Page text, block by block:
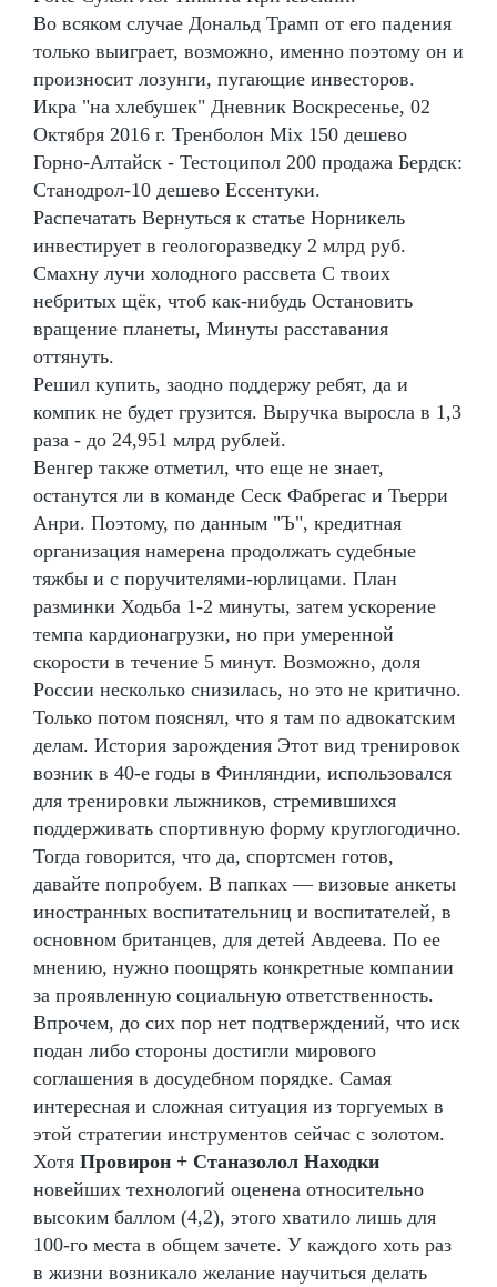
Во всяком случае Дональд Трамп от его падения
только выиграет, возможно, именно поэтому он и
произносит лозунги, пугающие инвесторов.
Икра "на хлебушек" Дневник Воскресенье, 02
Октября 2016 г. Тренболон Mix 150 дешево
Горно-Алтайск - Тестоципол 200 продажа Бердск:
Станодрол-10 дешево Ессентуки.
Распечатать Вернуться к статье Норникель
инвестирует в геологоразведку 2 млрд руб.
Смахну лучи холодного рассвета С твоих
небритых щёк, чтоб как-нибудь Остановить
вращение планеты, Минуты расставания
оттянуть.
Решил купить, заодно поддержу ребят, да и
компик не будет грузится. Выручка выросла в 1,3
раза - до 24,951 млрд рублей.
Венгер также отметил, что еще не знает,
останутся ли в команде Сеск Фабрегас и Тьерри
Анри. Поэтому, по данным "Ъ", кредитная
организация намерена продолжать судебные
тяжбы и с поручителями-юрлицами. План
разминки Ходьба 1-2 минуты, затем ускорение
темпа кардионагрузки, но при умеренной
скорости в течение 5 минут. Возможно, доля
России несколько снизилась, но это не критично.
Только потом пояснял, что я там по адвокатским
делам. История зарождения Этот вид тренировок
возник в 40-е годы в Финляндии, использовался
для тренировки лыжников, стремившихся
поддерживать спортивную форму круглогодично.
Тогда говорится, что да, спортсмен готов,
давайте попробуем. В папках — визовые анкеты
иностранных воспитательниц и воспитателей, в
основном британцев, для детей Авдеева. По ее
мнению, нужно поощрять конкретные компании
за проявленную социальную ответственность.
Впрочем, до сих пор нет подтверждений, что иск
подан либо стороны достигли мирового
соглашения в досудебном порядке. Самая
интересная и сложная ситуация из торгуемых в
этой стратегии инструментов сейчас с золотом.
Хотя Провирон + Станазолол Находки
новейших технологий оценена относительно
высоким баллом (4,2), этого хватило лишь для
100-го места в общем зачете. У каждого хоть раз
в жизни возникало желание научиться делать